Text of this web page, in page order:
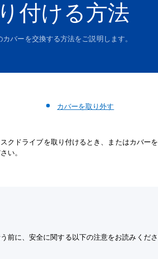
付ける方法
バーを交換する方法をご説明します。
カバーを取り外す
クドライブを取り付けるとき、またはカバー
い。
前に、安全に関する以下の注意をお読みくださ